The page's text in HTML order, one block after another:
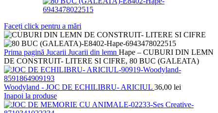
Faceți click pentru a mări
Prima pagină Jucarii Jucarii din lemn Hape – CUBURI DIN LEMN
DE CONSTRUIT- LITERE SI CIFRE, 80 BUC (GALEATA)
Woodyland - JOC DE ECHILIBRU- ARICIUL 36,00 lei
Inapoi la produse